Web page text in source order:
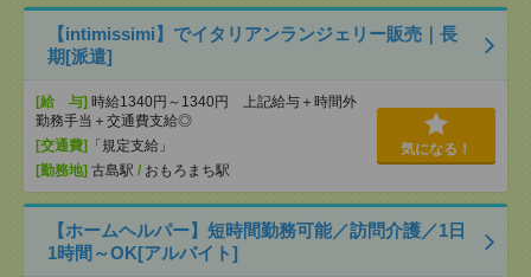
【intimissimi】でイタリアンランジェリー販売｜長
期[派遣]
[給 与] 時給1340円～1340円 上記給与＋時間外
勤務手当＋交通費支給◎
[交通費]
「規定支給」
[勤務地] 古島駅 / おもろまち駅
気になる！
【ホームヘルパー】短時間勤務可能／訪問介護／1日
1時間～OK[アルバイト]